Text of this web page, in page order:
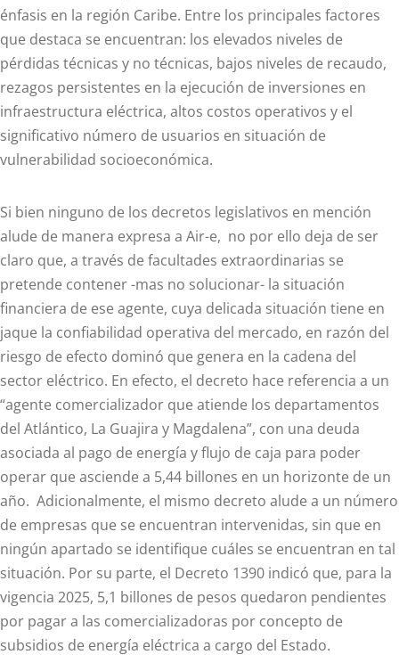
énfasis en la región Caribe. Entre los principales factores
que destaca se encuentran: los elevados niveles de
pérdidas técnicas y no técnicas, bajos niveles de recaudo,
rezagos persistentes en la ejecución de inversiones en
infraestructura eléctrica, altos costos operativos y el
significativo número de usuarios en situación de
vulnerabilidad socioeconómica.
Si bien ninguno de los decretos legislativos en mención
alude de manera expresa a Air-e, no por ello deja de ser
claro que, a través de facultades extraordinarias se
pretende contener -mas no solucionar- la situación
financiera de ese agente, cuya delicada situación tiene en
jaque la confiabilidad operativa del mercado, en razón del
riesgo de efecto dominó que genera en la cadena del
sector eléctrico. En efecto, el decreto hace referencia a un
“agente comercializador que atiende los departamentos
del Atlántico, La Guajira y Magdalena”, con una deuda
asociada al pago de energía y flujo de caja para poder
operar que asciende a 5,44 billones en un horizonte de un
año. Adicionalmente, el mismo decreto alude a un número
de empresas que se encuentran intervenidas, sin que en
ningún apartado se identifique cuáles se encuentran en tal
situación. Por su parte, el Decreto 1390 indicó que, para la
vigencia 2025, 5,1 billones de pesos quedaron pendientes
por pagar a las comercializadoras por concepto de
subsidios de energía eléctrica a cargo del Estado.